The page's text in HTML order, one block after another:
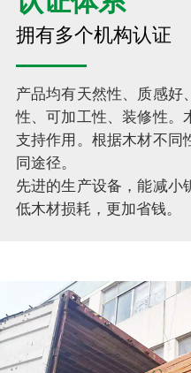
拥有多个机构认证
产品均有天然性、质感好
性、可加工性、装修性。
支持作用。根据木材不同
同途径。
先进的生产设备，能减小
低木材损耗，更加省钱。